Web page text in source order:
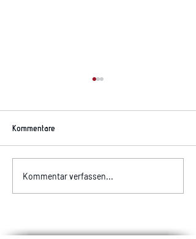
Kommentare
Kommentar verfassen...